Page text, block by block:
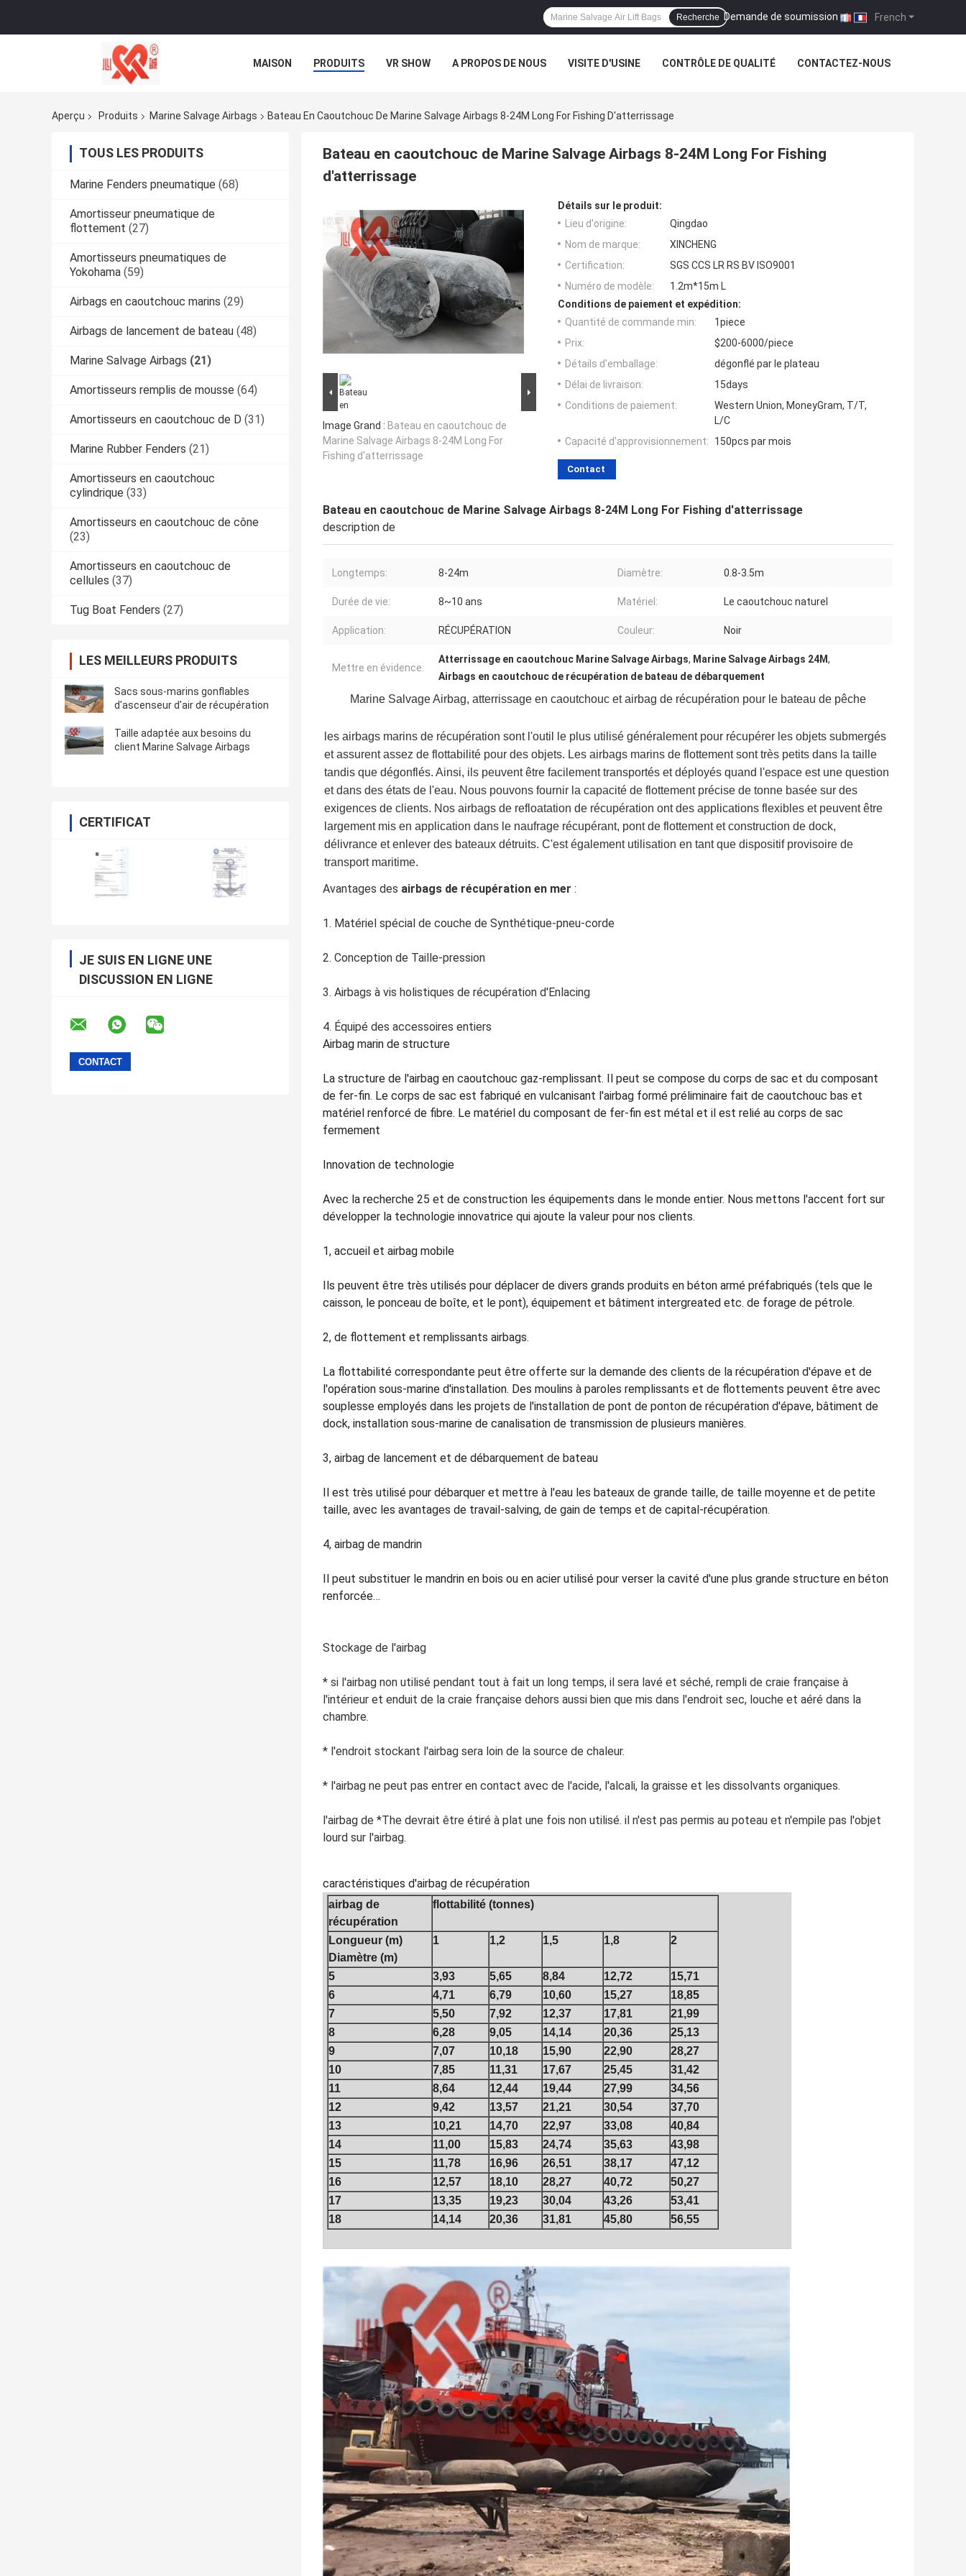
French
Demande de soumission |
Recherche
MAISON PRODUITS VR SHOW A PROPOS DE NOUS VISITE D'USINE CONTRÔLE DE QUALITÉ CONTACTEZ-NOUS
Aperçu
Produits Marine Salvage Airbags Bateau En Caoutchouc De Marine Salvage Airbags 8-24M Long For Fishing D'atterrissage
TOUS LES PRODUITS
Marine Fenders pneumatique (68)
Amortisseur pneumatique de
flottement (27)
Amortisseurs pneumatiques de
Yokohama (59)
Airbags en caoutchouc marins (29)
Airbags de lancement de bateau (48)
Marine Salvage Airbags (21)
Amortisseurs remplis de mousse (64)
Amortisseurs en caoutchouc de D (31)
Marine Rubber Fenders (21)
Amortisseurs en caoutchouc
cylindrique (33)
Amortisseurs en caoutchouc de cône
(23)
Amortisseurs en caoutchouc de
cellules (37)
Tug Boat Fenders (27)
LES MEILLEURS PRODUITS
Sacs sous-marins gonflables
d'ascenseur d'air de récupération
Taille adaptée aux besoins du
client Marine Salvage Airbags
CERTIFICAT
JE SUIS EN LIGNE UNE
DISCUSSION EN LIGNE
Bateau en caoutchouc de Marine Salvage Airbags 8-24M Long For Fishing
d'atterrissage
Image Grand : Bateau en caoutchouc de
Marine Salvage Airbags 8-24M Long For
Fishing d'atterrissage
Détails sur le produit:
Lieu d'origine:
Qingdao
Nom de marque:
XINCHENG
Certification:
SGS CCS LR RS BV ISO9001
Numéro de modèle:
1.2m*15m L
Conditions de paiement et expédition:
Quantité de commande min:
1piece
Prix:
$200-6000/piece
Détails d'emballage:
dégonflé par le plateau
Délai de livraison:
15days
Conditions de paiement:
Western Union, MoneyGram, T/T,
L/C
Capacité d'approvisionnement:
150pcs par mois
Contact
Bateau en caoutchouc de Marine Salvage Airbags 8-24M Long For Fishing d'atterrissage
description de
Longtemps: 8-24m Diamètre: 0.8-3.5m
Durée de vie: 8~10 ans Matériel: Le caoutchouc naturel
Application: RÉCUPÉRATION Couleur: Noir
Mettre en évidence:
Atterrissage en caoutchouc Marine Salvage Airbags, Marine Salvage Airbags 24M,
Airbags en caoutchouc de récupération de bateau de débarquement
Marine Salvage Airbag, atterrissage en caoutchouc et airbag de récupération pour le bateau de pêche
les airbags marins de récupération sont l'outil le plus utilisé généralement pour récupérer les objets submergés
et assurent assez de flottabilité pour des objets. Les airbags marins de flottement sont très petits dans la taille
tandis que dégonflés. Ainsi, ils peuvent être facilement transportés et déployés quand l'espace est une question
et dans des états de l'eau. Nous pouvons fournir la capacité de flottement précise de tonne basée sur des
exigences de clients. Nos airbags de refloatation de récupération ont des applications flexibles et peuvent être
largement mis en application dans le naufrage récupérant, pont de flottement et construction de dock,
délivrance et enlever des bateaux détruits. C'est également utilisation en tant que dispositif provisoire de
transport maritime.
Avantages des airbags de récupération en mer :
1. Matériel spécial de couche de Synthétique-pneu-corde
2. Conception de Taille-pression
3. Airbags à vis holistiques de récupération d'Enlacing
4. Équipé des accessoires entiers
Airbag marin de structure
La structure de l'airbag en caoutchouc gaz-remplissant. Il peut se compose du corps de sac et du composant
de fer-fin. Le corps de sac est fabriqué en vulcanisant l'airbag formé préliminaire fait de caoutchouc bas et
matériel renforcé de fibre. Le matériel du composant de fer-fin est métal et il est relié au corps de sac
fermement
Innovation de technologie
Avec la recherche 25 et de construction les équipements dans le monde entier. Nous mettons l'accent fort sur
développer la technologie innovatrice qui ajoute la valeur pour nos clients.
1, accueil et airbag mobile
Ils peuvent être très utilisés pour déplacer de divers grands produits en béton armé préfabriqués (tels que le
caisson, le ponceau de boîte, et le pont), équipement et bâtiment intergreated etc. de forage de pétrole.
2, de flottement et remplissants airbags.
La flottabilité correspondante peut être offerte sur la demande des clients de la récupération d'épave et de
l'opération sous-marine d'installation. Des moulins à paroles remplissants et de flottements peuvent être avec
souplesse employés dans les projets de l'installation de pont de ponton de récupération d'épave, bâtiment de
dock, installation sous-marine de canalisation de transmission de plusieurs manières.
3, airbag de lancement et de débarquement de bateau
Il est très utilisé pour débarquer et mettre à l'eau les bateaux de grande taille, de taille moyenne et de petite
taille, avec les avantages de travail-salving, de gain de temps et de capital-récupération.
4, airbag de mandrin
Il peut substituer le mandrin en bois ou en acier utilisé pour verser la cavité d'une plus grande structure en béton
renforcée…
Stockage de l'airbag
* si l'airbag non utilisé pendant tout à fait un long temps, il sera lavé et séché, rempli de craie française à
l'intérieur et enduit de la craie française dehors aussi bien que mis dans l'endroit sec, louche et aéré dans la
chambre.
* l'endroit stockant l'airbag sera loin de la source de chaleur.
* l'airbag ne peut pas entrer en contact avec de l'acide, l'alcali, la graisse et les dissolvants organiques.
l'airbag de *The devrait être étiré à plat une fois non utilisé. il n'est pas permis au poteau et n'empile pas l'objet
lourd sur l'airbag.
caractéristiques d'airbag de récupération
airbag de
récupération
flottabilité (tonnes)
Longueur (m)
Diamètre (m)
1 1,2 1,5 1,8 2
5 3,93 5,65 8,84 12,72
15,71
6
4,71 6,79 10,60 15,27
18,85
7
5,50 7,92 12,37 17,81
21,99
8
6,28 9,05 14,14 20,36
25,13
9
7,07 10,18 15,90 22,90
28,27
10
7,85 11,31 17,67 25,45
31,42
11
8,64 12,44 19,44 27,99
34,56
12
9,42 13,57 21,21 30,54
37,70
13
10,21 14,70 22,97 33,08
40,84
14
11,00 15,83 24,74 35,63
43,98
15
11,78 16,96 26,51 38,17
47,12
16
12,57 18,10 28,27 40,72
50,27
17
13,35 19,23 30,04 43,26
53,41
18
14,14 20,36 31,81 45,80 56,55